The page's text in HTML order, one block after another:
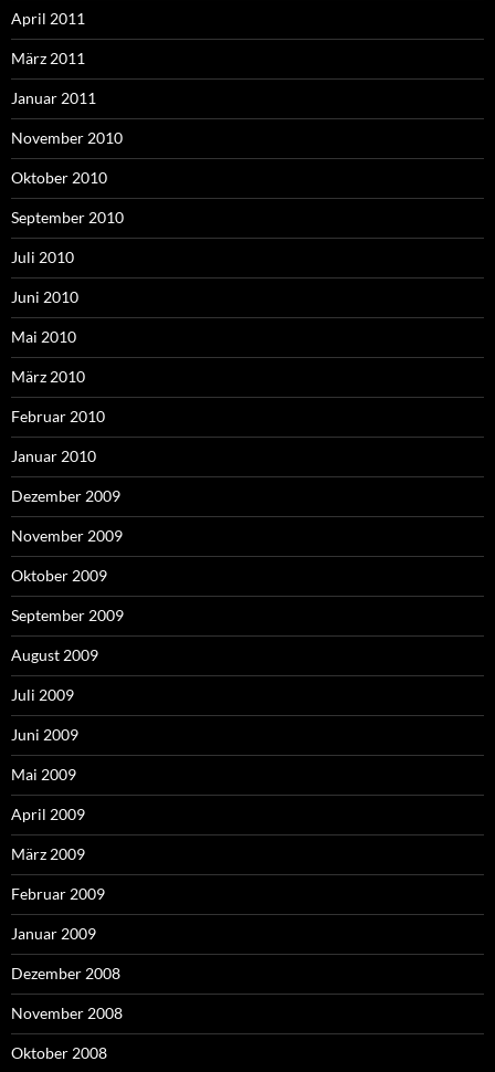
April 2011
März 2011
Januar 2011
November 2010
Oktober 2010
September 2010
Juli 2010
Juni 2010
Mai 2010
März 2010
Februar 2010
Januar 2010
Dezember 2009
November 2009
Oktober 2009
September 2009
August 2009
Juli 2009
Juni 2009
Mai 2009
April 2009
März 2009
Februar 2009
Januar 2009
Dezember 2008
November 2008
Oktober 2008